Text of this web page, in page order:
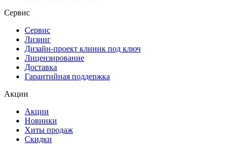
Сервис
Сервис
Лизинг
Дизайн-проект клиник под ключ
Лицензирование
Доставка
Гарантийная поддержка
Акции
Акции
Новинки
Хиты продаж
Скидки